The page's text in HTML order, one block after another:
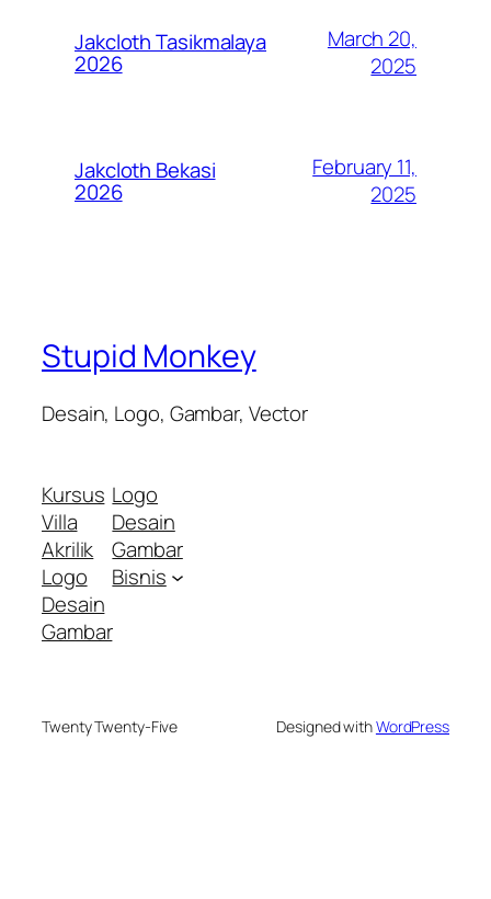
Jakcloth Tasikmalaya
2026
March 20,
2025
Jakcloth Bekasi
2026
February 11,
2025
Stupid Monkey
Desain, Logo, Gambar, Vector
Kursus
Villa
Akrilik
Logo
Desain
Gambar
Logo
Desain
Gambar
Bisnis
Twenty Twenty-Five Designed withWordPress